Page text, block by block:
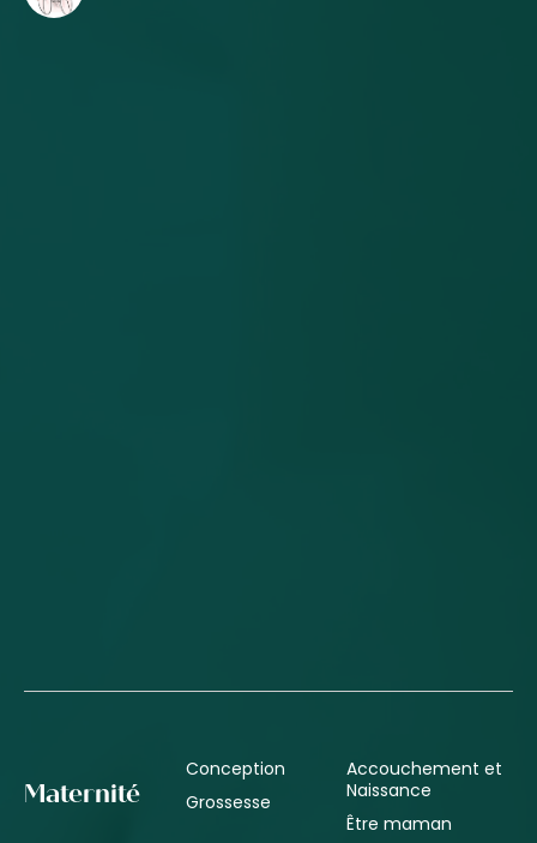
Maternité
Conception
Grossesse
Accouchement et
Naissance
Être maman